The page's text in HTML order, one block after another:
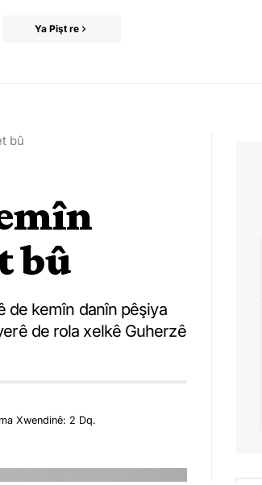
Ya Pişt re
bû
bû
de kemîn danîn pêşiya
de rola xelkê Guherzê
Xwendinê: 2 Dq.